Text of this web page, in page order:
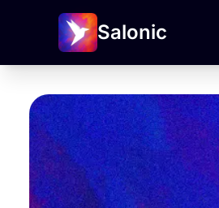
Salonic